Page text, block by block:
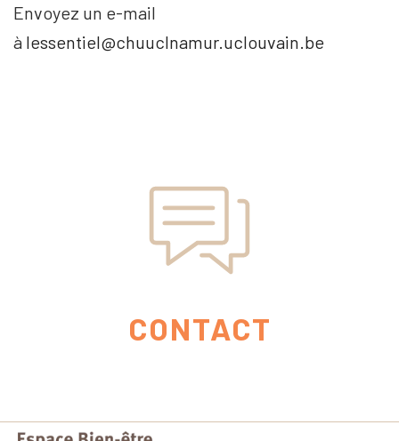
Envoyez un e-mail
à lessentiel@chuuclnamur.uclouvain.be
CONTACT